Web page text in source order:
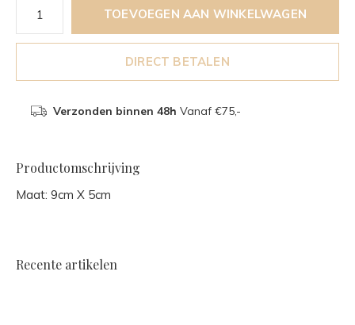
TOEVOEGEN AAN WINKELWAGEN
DIRECT BETALEN
Verzonden binnen 48h Vanaf €75,-
Productomschrijving
Maat: 9cm X 5cm
Recente artikelen